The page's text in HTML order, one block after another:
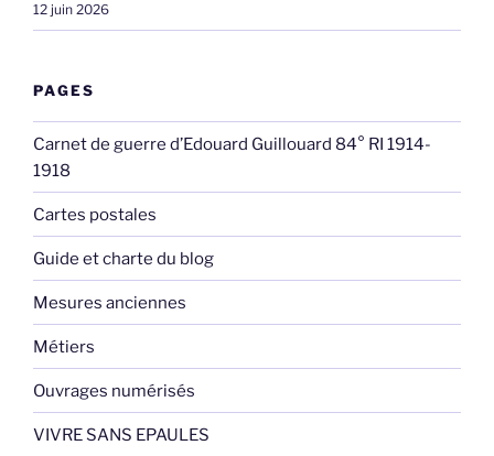
12 juin 2026
PAGES
Carnet de guerre d’Edouard Guillouard 84° RI 1914-
1918
Cartes postales
Guide et charte du blog
Mesures anciennes
Métiers
Ouvrages numérisés
VIVRE SANS EPAULES